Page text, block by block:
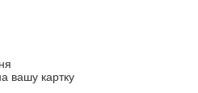
вашу картку